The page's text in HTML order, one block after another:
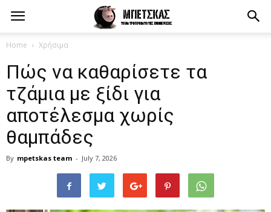
Home Χρήσιμα
Πώς να καθαρίσετε τα
τζάμια με ξίδι για
αποτέλεσμα χωρίς
θαμπάδες
By mpetskas team - July 7, 2026